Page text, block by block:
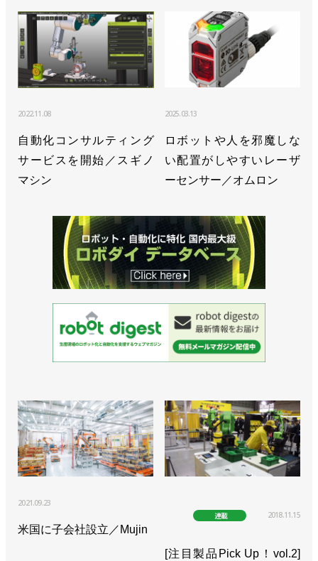
2022.11.08
自動化コンサルティング
サービスを開始／スギノ
マシン
2025.03.13
ロボットや人を邪魔しな
い配置がしやすいレーザ
ーセンサー／オムロン
2021.09.23
米国に子会社設立／Mujin
連載 2018.11.15
[注目製品Pick Up！vol.2]